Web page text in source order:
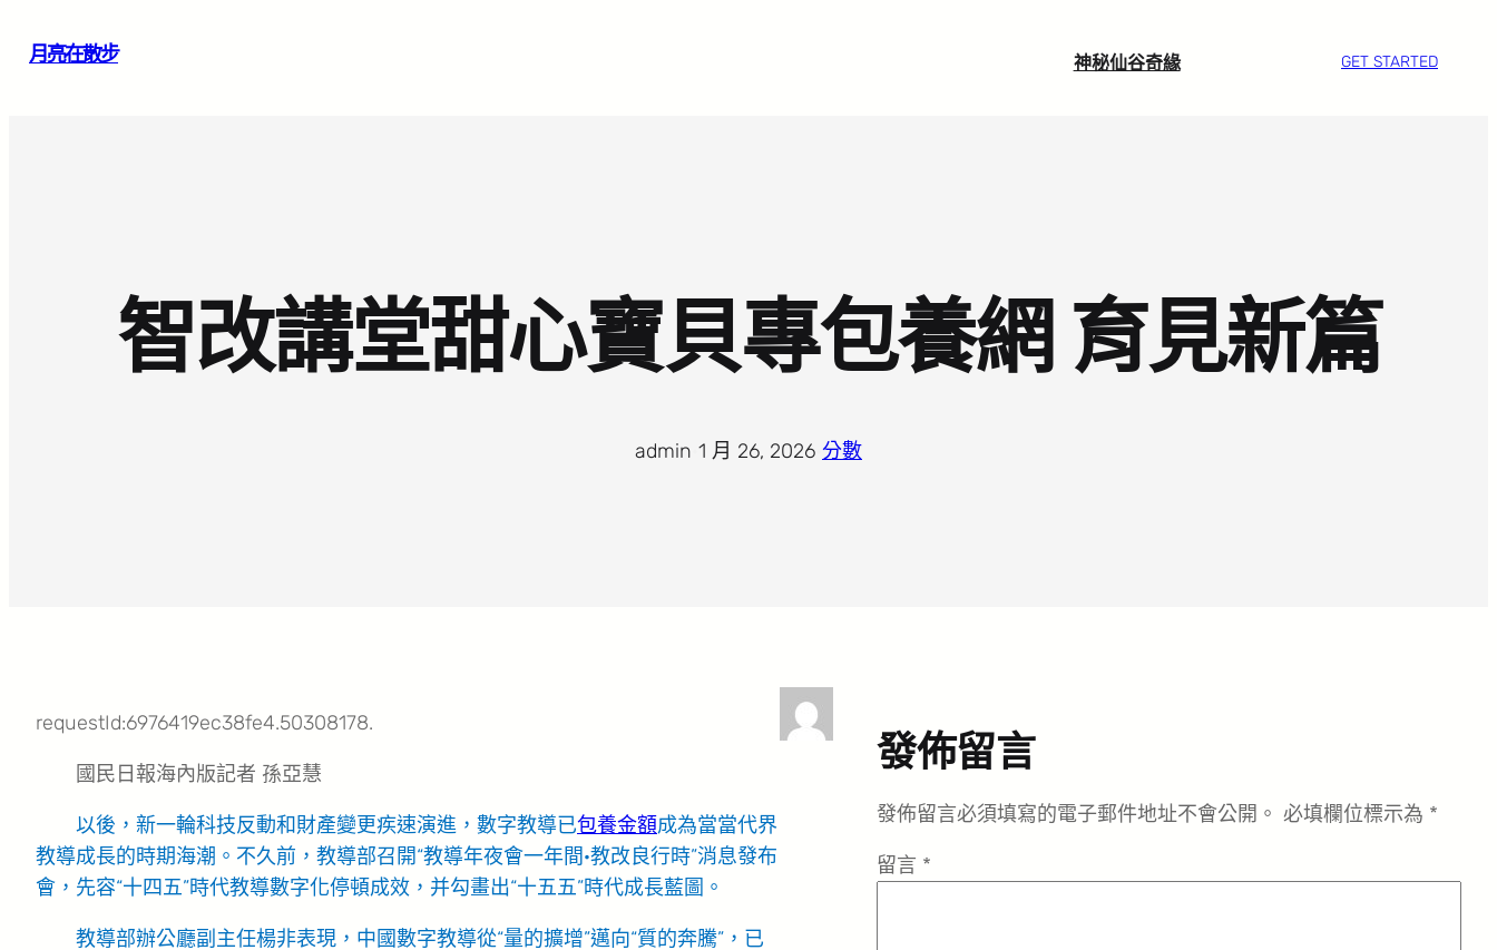
月亮在散步 神秘仙谷奇緣 GET STARTED
智改講堂甜心寶貝專包養網 育見新篇
admin 1 月 26, 2026 分數
requestId:6976419ec38fe4.50308178.
國民日報海內版記者 孫亞慧
以後，新一輪科技反動和財產變更疾速演進，數字教導已包養金額成為當當代界
教導成長的時期海潮。不久前，教導部召開“教導年夜會一年間·教改良行時”消息發布
會，先容“十四五”時代教導數字化停頓成效，并勾畫出“十五五”時代成長藍圖。
教導部辦公廳副主任楊非表現，中國數字教導從“量的擴增”邁向“質的奔騰”，已
發佈留言
發佈留言必須填寫的電子郵件地址不會公開。 必填欄位標示為 *
留言 *